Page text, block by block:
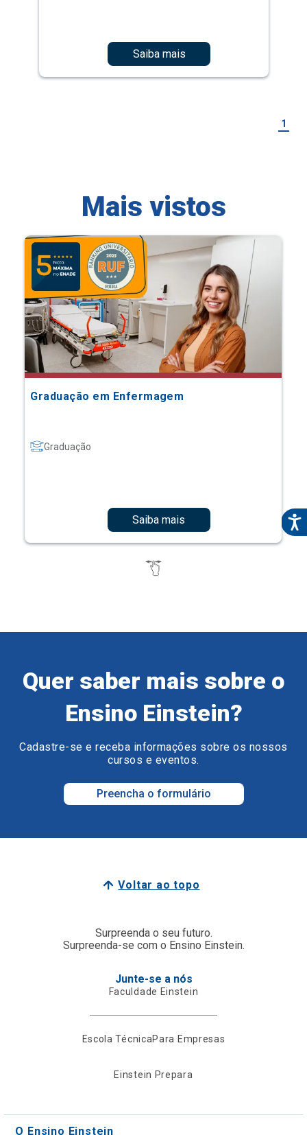
Saiba mais
1
Mais vistos
Graduação em Enfermagem
Graduação
Saiba mais
Quer saber mais sobre o
Ensino Einstein?
Cadastre-se e receba informações sobre os nossos
cursos e eventos.
Preencha o formulário
Voltar ao topo
Surpreenda o seu futuro.
Surpreenda-se com o Ensino Einstein.
Junte-se a nós
Faculdade Einstein
Escola TécnicaPara Empresas
Einstein Prepara
O Ensino Einstein